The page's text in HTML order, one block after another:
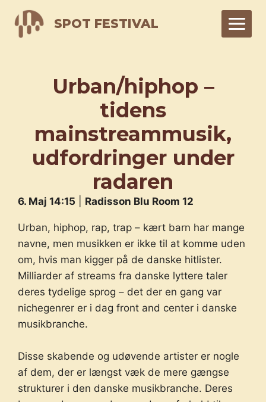
content
SPOT FESTIVAL
Urban/hiphop –
tidens
mainstreammusik,
udfordringer under
radaren
6. Maj 14:15 Radisson Blu Room 12
Urban, hiphop, rap, trap – kært barn har mange
navne, men musikken er ikke til at komme uden
om, hvis man kigger på de danske hitlister.
Milliarder af streams fra danske lyttere taler
deres tydelige sprog – det der en gang var
nichegenrer er i dag front and center i danske
musikbranche.
Disse skabende og udøvende artister er nogle
af dem, der er længst væk de mere gængse
strukturer i den danske musikbranche. Deres